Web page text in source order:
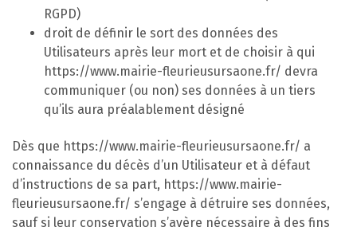
RGPD)
droit de définir le sort des données des
Utilisateurs après leur mort et de choisir à qui
https://www.mairie-fleurieusursaone.fr/ devra
communiquer (ou non) ses données à un tiers
qu’ils aura préalablement désigné
Dès que https://www.mairie-fleurieusursaone.fr/ a
connaissance du décès d’un Utilisateur et à défaut
d’instructions de sa part, https://www.mairie-
fleurieusursaone.fr/ s’engage à détruire ses données,
sauf si leur conservation s’avère nécessaire à des fins